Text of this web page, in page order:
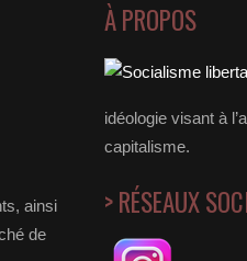
ainsi
de
À PROPOS
idéologie visant à
capitalisme.
> RÉSEAUX